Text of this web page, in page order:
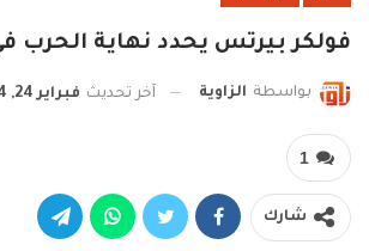
فولكر بيرتس يحدد نهاية الحرب
بواسطة الزاوية آخر تحديث فبراير 24, 2024
1
شارك